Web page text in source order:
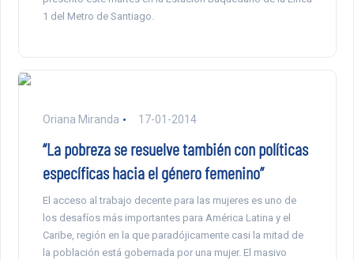
1 del Metro de Santiago.
Oriana Miranda 17-01-2014
“La pobreza se resuelve también con políticas
específicas hacia el género femenino”
El acceso al trabajo decente para las mujeres es uno de
los desafíos más importantes para América Latina y el
Caribe, región en la que paradójicamente casi la mitad de
la población está gobernada por una mujer. El masivo